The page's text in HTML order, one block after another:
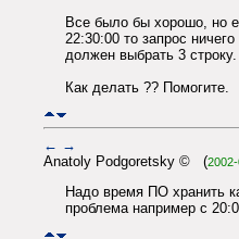
Все было бы хорошо, но
22:30:00 то запрос
должен выбрать 3 строку.
Как делать ?? Помогите.
← →
Anatoly Podgoretsky © (
Надо время ПО хранить
проблема например с